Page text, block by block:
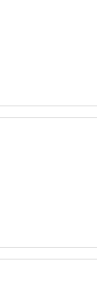
りください。スタ